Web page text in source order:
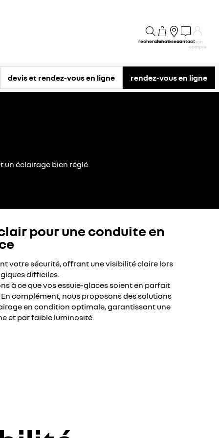
rechercheachatréseaucontactmon
compte
et conseils
devis et rendez-vous en ligne rendez-vous en ligne
un éclairage bien réglé.
pour une conduite en
votre sécurité, offrant une visibilité claire lors
difficiles.
à ce que vos essuie-glaces soient en parfait
complément, nous proposons des solutions
en condition optimale, garantissant une
et par faible luminosité.